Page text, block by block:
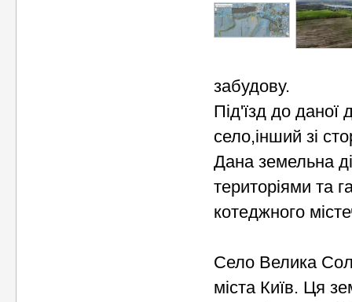
забудову.
Під'їзд до
село,інший зі
Дана земельна
територіями та
котеджного
Село Велика
міста Київ. Ця